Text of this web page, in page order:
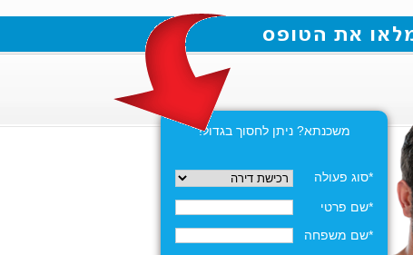
משכנתא? ניתן לחסוך בגדול!
*סוג פעולה
*שם פרטי
*שם משפחה